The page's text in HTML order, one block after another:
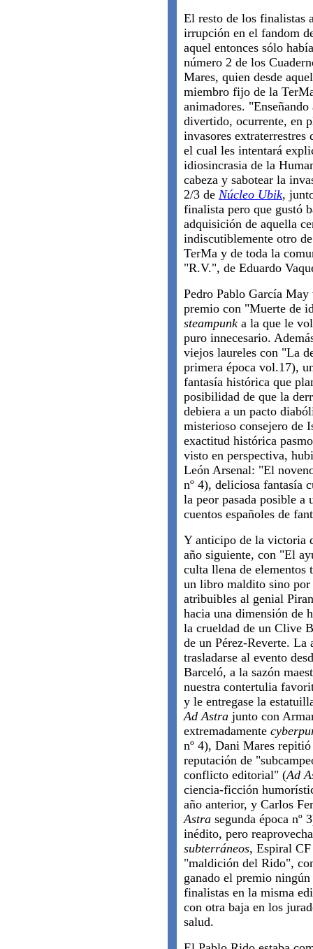
El resto de los finalistas
irrupción en el fandom
aquel entonces sólo
número 2 de los
Mares, quien desde
miembro fijo de la
animadores.
divertido, ocurrente, en
invasores
el cual les intentará
idiosincrasia de la
cabeza y sabotear la
2/3 de Núcleo Ubik,
finalista pero que gustó
adquisición de aquella
indiscutiblemente otro
TerMa y de toda la
"R.V.", de Eduardo
Pedro Pablo García
premio con "Muerte de
steampunk a la que le
puro innecesario.
viejos laureles con "La
primera época vol.17),
fantasía histórica que
posibilidad de que la
debiera a un pacto
misterioso consejero de
exactitud histórica
visto en perspectiva,
León Arsenal: "El
nº 4), deliciosa fantasía
la peor pasada posible a
cuentos españoles de
Y anticipo de la victoria
año siguiente, con "El
culta llena de
un libro maldito sino por
atribuibles al genial
hacia una dimensión de
la crueldad de un Clive
de un Pérez-Reverte. La
trasladarse al evento
Barceló, a la sazón
nuestra contertulia
y le entregase la
Ad Astra junto con
extremadamente
nº 4), Dani Mares
reputación de
conflicto editorial" (Ad
ciencia-ficción
año anterior, y Carlos
Astra segunda época
inédito, pero
subterráneos, Espiral CF
"maldición del Rido",
ganado el premio
finalistas en la misma
con otra baja en los
salud.